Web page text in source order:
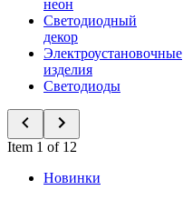
неон
Светодиодный
декор
Электроустановочные
изделия
Светодиоды
Item 1 of 12
Новинки